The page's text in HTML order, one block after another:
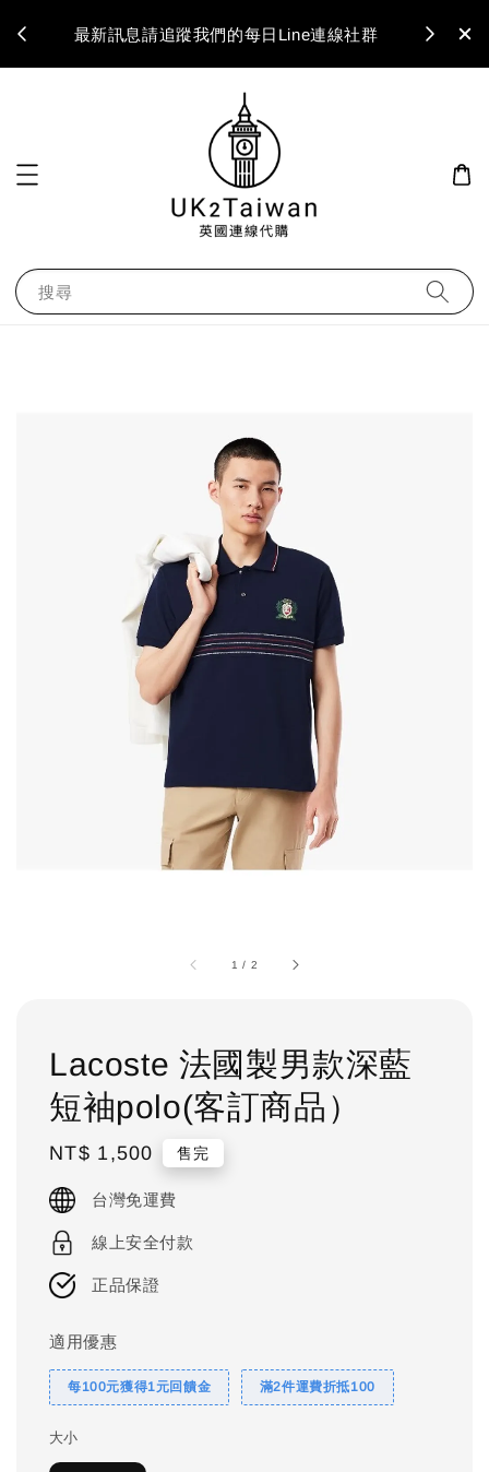
最新訊息請追蹤我們的每日Line連線社群
搜尋
1 / 2
Lacoste 法國製男款深藍
短袖polo(客訂商品）
Regular
price
NT$ 1,500 售完
台灣免運費
線上安全付款
正品保證
適用優惠
每100元獲得1元回饋金 滿2件運費折抵100
大小